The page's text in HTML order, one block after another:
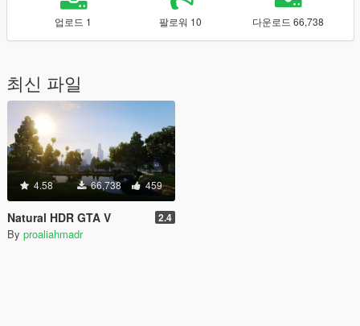
업로드 1 팔로워 10 다운로드 66,738
최신 파일
4.58 66,738 459
Natural HDR GTA V 2.4
By proaliahmadr